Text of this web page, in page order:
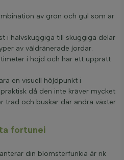
av grön och gul som är
i halvskuggiga till skuggiga delar
av väldränerade jordar.
i höjd och har ett upprätt
en visuell höjdpunkt i
då den inte kräver mycket
träd och buskar där andra växter
fortunei
din blomsterfunkia är rik